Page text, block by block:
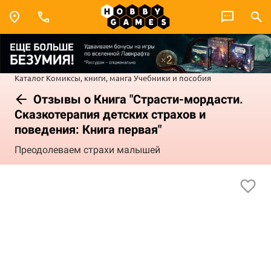
Каталог Комиксы, книги, манга Учебники и пособия
Отзывы о Книга "Страсти-мордасти.
Сказкотерапия детских страхов и
поведения: Книга первая"
Преодолеваем страхи малышей